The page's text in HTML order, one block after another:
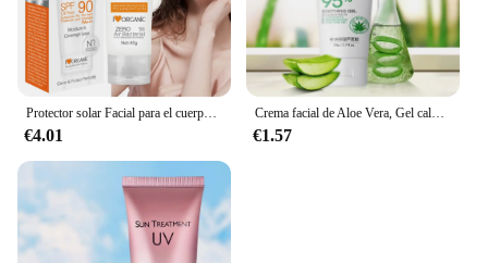
€4.01
Crema facial de Aloe Vera, Gel calmante de Aloe Vera, elimina el acné, crema hidratante de día después del sol, lociones, reparación de la piel, cuidado de la piel
€1.57